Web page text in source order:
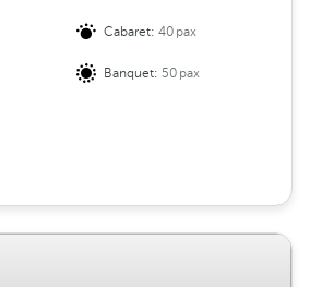
Cabaret:40pax
Banquet: 50pax